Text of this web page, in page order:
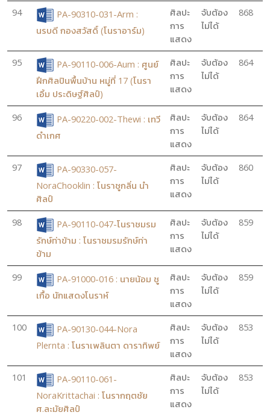
94
PA-90310-031-Arm :
นรบดี กองสวัสดิ์ (โนราอาร์ม)
ศิลปะ
การ
แสดง
จับต้อง
ไม่ได้
868
95
PA-90110-006-Aum : ศูนย์
ฝึกศิลปินพื้นบ้าน หมู่ที่ 17 (โนรา
เอิ้ม ประดิษฐ์ศิลป์)
ศิลปะ
การ
แสดง
จับต้อง
ไม่ได้
864
96
PA-90220-002-Thewi : เทวี
ดำเกศ
ศิลปะ
การ
แสดง
จับต้อง
ไม่ได้
864
97
PA-90330-057-
NoraChooklin : โนราชูกลิ่น นำ
ศิลป์
ศิลปะ
การ
แสดง
จับต้อง
ไม่ได้
860
98
PA-90110-047-โนราชมรม
รักษ์ท่าข้าม : โนราชมรมรักษ์ท่า
ข้าม
ศิลปะ
การ
แสดง
จับต้อง
ไม่ได้
859
99
PA-91000-016 : นายน้อม ชู
เกื้อ นักแสดงโนราห์
ศิลปะ
การ
แสดง
จับต้อง
ไม่ได้
859
100
PA-90130-044-Nora
Plernta : โนราเพลินตา ดาราทิพย์
ศิลปะ
การ
แสดง
จับต้อง
ไม่ได้
853
101
PA-90110-061-
NoraKrittachai : โนรากฤตชัย
ศ.ละมัยศิลป์
ศิลปะ
การ
แสดง
จับต้อง
ไม่ได้
853